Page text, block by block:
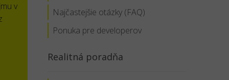
v
Najčastejšie otázky (FAQ)
Ponuka pre developerov
Realitná poradňa